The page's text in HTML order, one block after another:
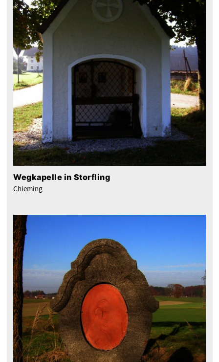
Wegkapelle in Storfling
Chieming